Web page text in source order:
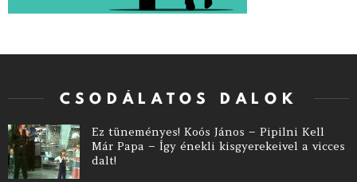
CSODÁLATOS DALOK
Ez tüneményes! Koós János – Pipilni Kell
Már Papa – Így énekli kisgyerekeivel a vicces
dalt!